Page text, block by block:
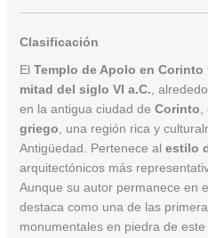
Clasificación
El Templo de Apolo en Corinto
mitad del siglo VI a.C.,
en la antigua ciudad de Corinto,
griego, una región rica y
Antigüedad. Pertenece al estilo
arquitectónicos más
Aunque su autor permanece en
destaca como una de las
monumentales en piedra de